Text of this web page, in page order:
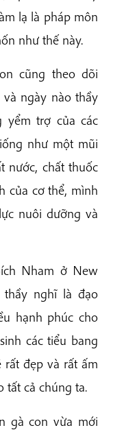
lạ là pháp môn
như thế này.
cũng theo dõi
ngày nào thầy
yểm trợ của các
như một mũi
nước, chất thuốc
của cơ thể, mình
nuôi dưỡng và
Nham ở New
thầy nghĩ là đạo
hạnh phúc cho
các tiểu bang
đẹp và rất ấm
tất cả chúng ta.
gà con vừa mới